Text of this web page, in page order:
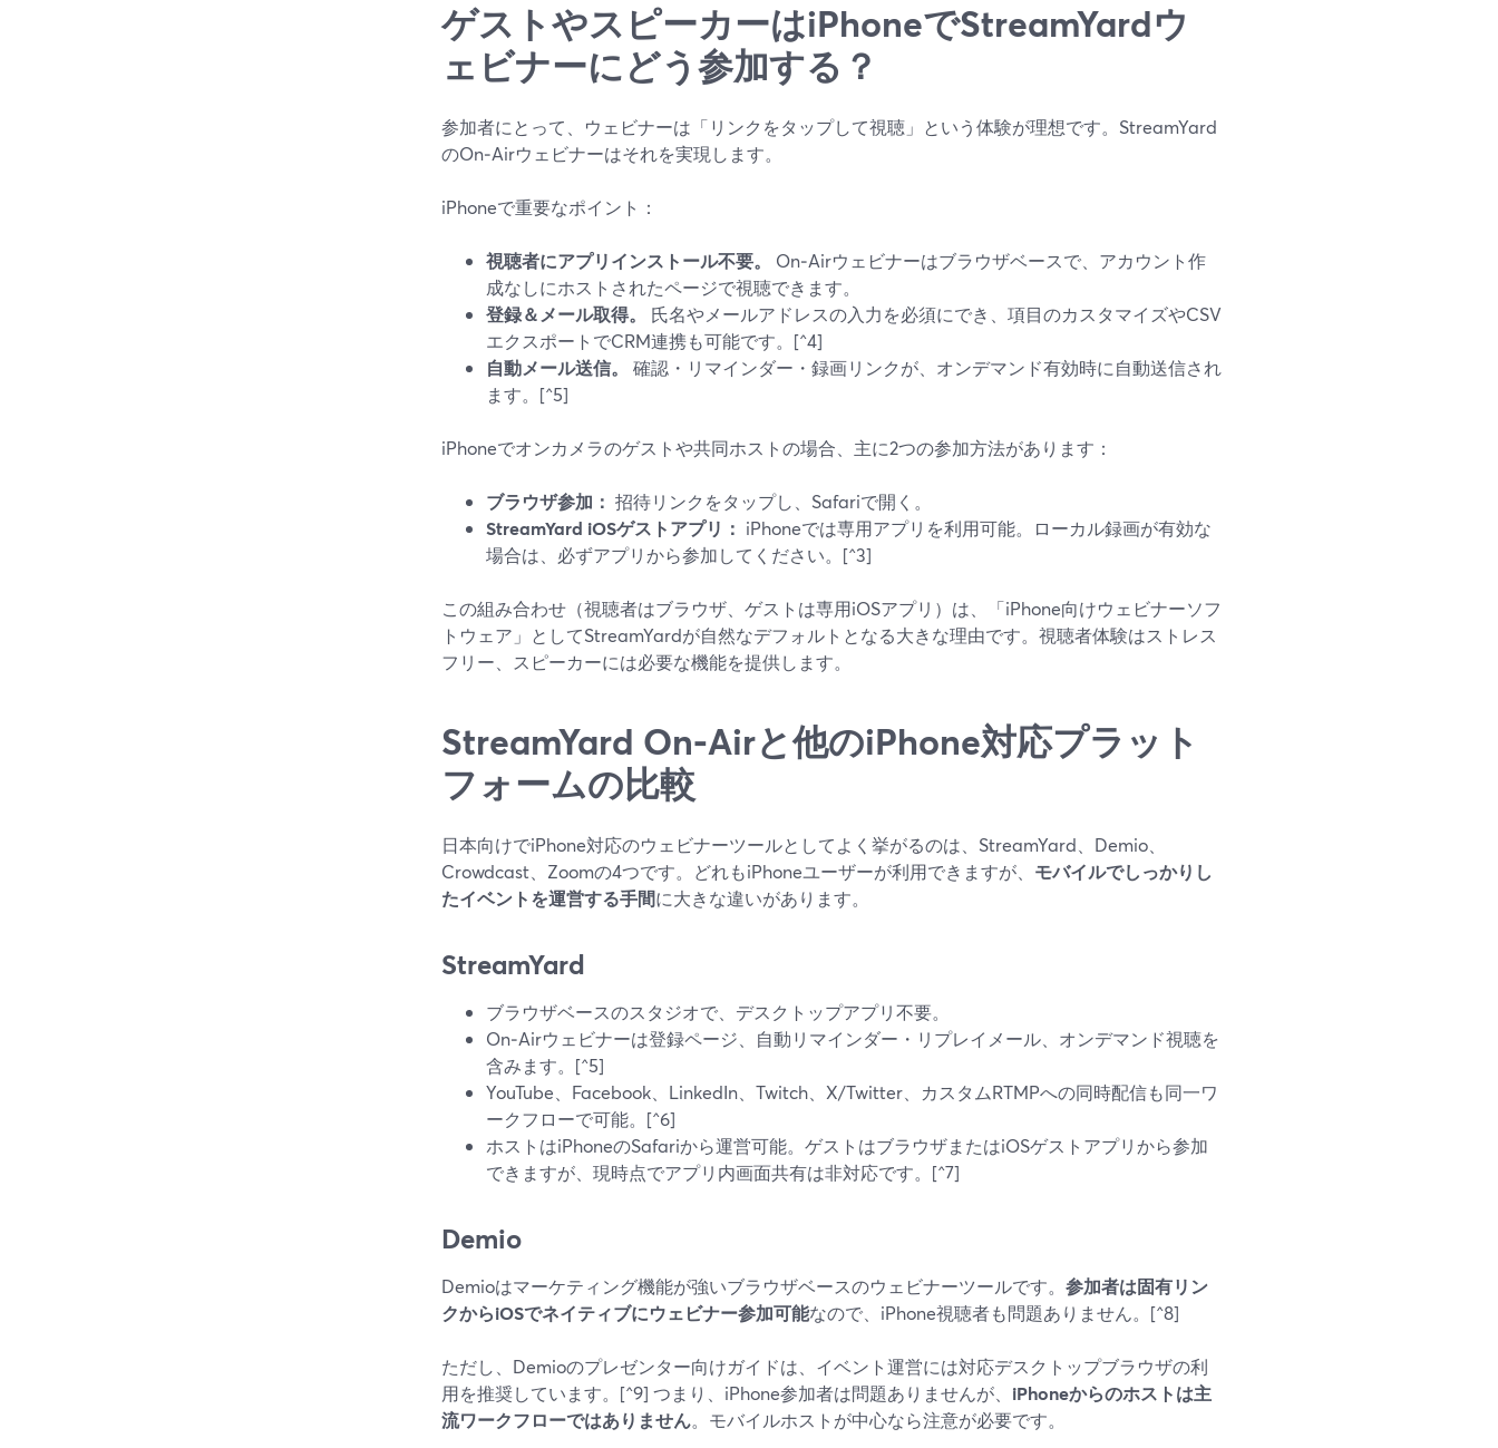
ゲストやスピーカーはiPhoneでStreamYardウ
ェビナーにどう参加する？
参加者にとって、ウェビナーは「リンクをタップして視聴」という体験が理想です。StreamYard
のOn‑Airウェビナーはそれを実現します。
iPhoneで重要なポイント：
視聴者にアプリインストール不要。
On‑Airウェビナーはブラウザベースで、アカウント作
成なしにホストされたページで視聴できます。
登録＆メール取得。
氏名やメールアドレスの入力を必須にでき、項目のカスタマイズやCSV
エクスポートでCRM連携も可能です。[^4]
自動メール送信。
確認・リマインダー・録画リンクが、オンデマンド有効時に自動送信され
ます。[^5]
iPhoneでオンカメラのゲストや共同ホストの場合、主に2つの参加方法があります：
ブラウザ参加： 招待リンクをタップし、Safariで開く。
StreamYard iOSゲストアプリ： iPhoneでは専用アプリを利用可能。ローカル録画が有効な
場合は、必ずアプリから参加してください。[^3]
この組み合わせ（視聴者はブラウザ、ゲストは専用iOSアプリ）は、「iPhone向けウェビナーソフ
トウェア」としてStreamYardが自然なデフォルトとなる大きな理由です。視聴者体験はストレス
フリー、スピーカーには必要な機能を提供します。
StreamYard On‑Airと他のiPhone対応プラット
フォームの比較
日本向けでiPhone対応のウェビナーツールとしてよく挙がるのは、StreamYard、Demio、
Crowdcast、Zoomの4つです。どれもiPhoneユーザーが利用できますが、 モバイルでしっかりし
たイベントを運営する手間に大きな違いがあります。
StreamYard
ブラウザベースのスタジオで、デスクトップアプリ不要。
On‑Airウェビナーは登録ページ、自動リマインダー・リプレイメール、オンデマンド視聴を
含みます。[^5]
YouTube、Facebook、LinkedIn、Twitch、X/Twitter、カスタムRTMPへの同時配信も同一ワ
ークフローで可能。[^6]
ホストはiPhoneのSafariから運営可能。ゲストはブラウザまたはiOSゲストアプリから参加
できますが、現時点でアプリ内画面共有は非対応です。[^7]
Demio
Demioはマーケティング機能が強いブラウザベースのウェビナーツールです。 参加者は固有リン
クからiOSでネイティブにウェビナー参加可能なので、iPhone視聴者も問題ありません。[^8]
ただし、Demioのプレゼンター向けガイドは、イベント運営には対応デスクトップブラウザの利
用を推奨しています。[^9] つまり、iPhone参加者は問題ありませんが、 iPhoneからのホストは主
流ワークフローではありません。モバイルホストが中心なら注意が必要です。